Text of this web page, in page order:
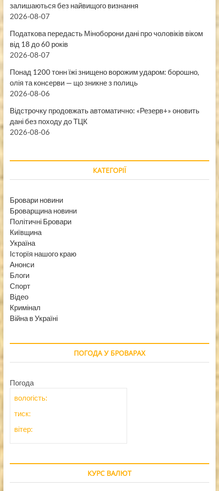
залишаються без найвищого визнання
2026-08-07
Податкова передасть Міноборони дані про чоловіків віком
від 18 до 60 років
2026-08-07
Понад 1200 тонн їжі знищено ворожим ударом: борошно,
олія та консерви — що зникне з полиць
2026-08-06
Відстрочку продовжать автоматично: «Резерв+» оновить
дані без походу до ТЦК
2026-08-06
КАТЕГОРІЇ
Бровари новини
Броварщина новини
Політичні Бровари
Київщина
Україна
Історїя нашого краю
Анонси
Блоги
Спорт
Відео
Кримінал
Війна в Україні
ПОГОДА У БРОВАРАХ
Погода
вологість:
тиск:
вітер:
КУРС ВАЛЮТ